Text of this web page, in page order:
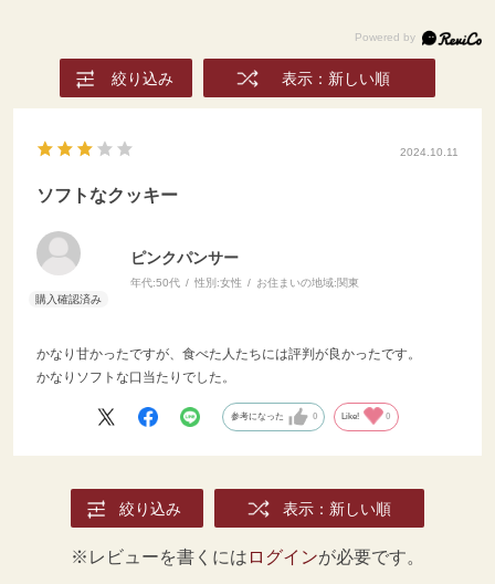
な人と繋がりたい #朝食レ
シピ #おやつのじかん #ク
ッキーレシピ #ソフトクッ
トミール #パンある暮らし
絞り込み 表示：新しい順
2024.10.11
ソフトなクッキー
ピンクパンサー
年代:50代 性別:女性 お住まいの地域:関東
かなり甘かったですが、食べた人たちには評判が良かったです。
かなりソフトな口当たりでした。
参考になった 0 Like! 0
絞り込み 表示：新しい順
※レビューを書くには ログインが必要です。